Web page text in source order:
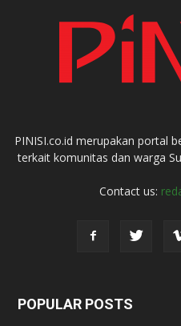
PINISI.co.id merupakan portal
terkait komunitas dan warga
Contact us:
POPULAR POSTS